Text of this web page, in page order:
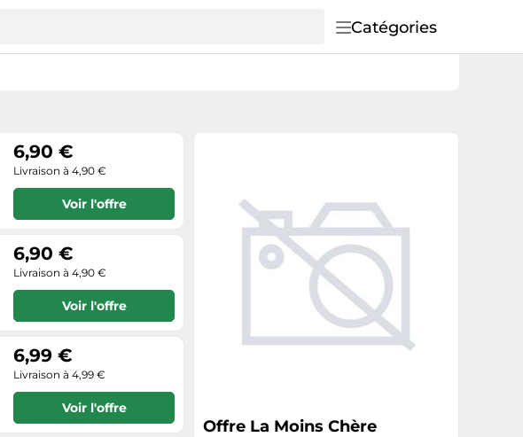
Catégories
6,90 €
Livraison à 4,90 €
Voir l'offre
6,90 €
Livraison à 4,90 €
Voir l'offre
6,99 €
Livraison à 4,99 €
Voir l'offre
Offre La Moins Chère